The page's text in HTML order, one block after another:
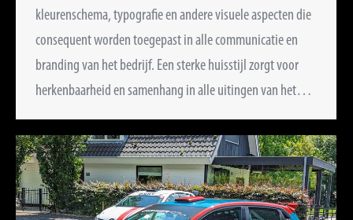
kleurenschema, typografie en andere visuele aspecten die
consequent worden toegepast in alle communicatie en
branding van het bedrijf. Een sterke huisstijl zorgt voor
herkenbaarheid en samenhang in alle uitingen van het…